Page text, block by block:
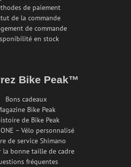
de paiement
de la commande
de commande
en stock
Bike Peak™
Bons cadeaux
Bike Peak
de Bike Peak
– Vélo personnalisé
de service Shimano
la bonne taille de cadre
fréquentes